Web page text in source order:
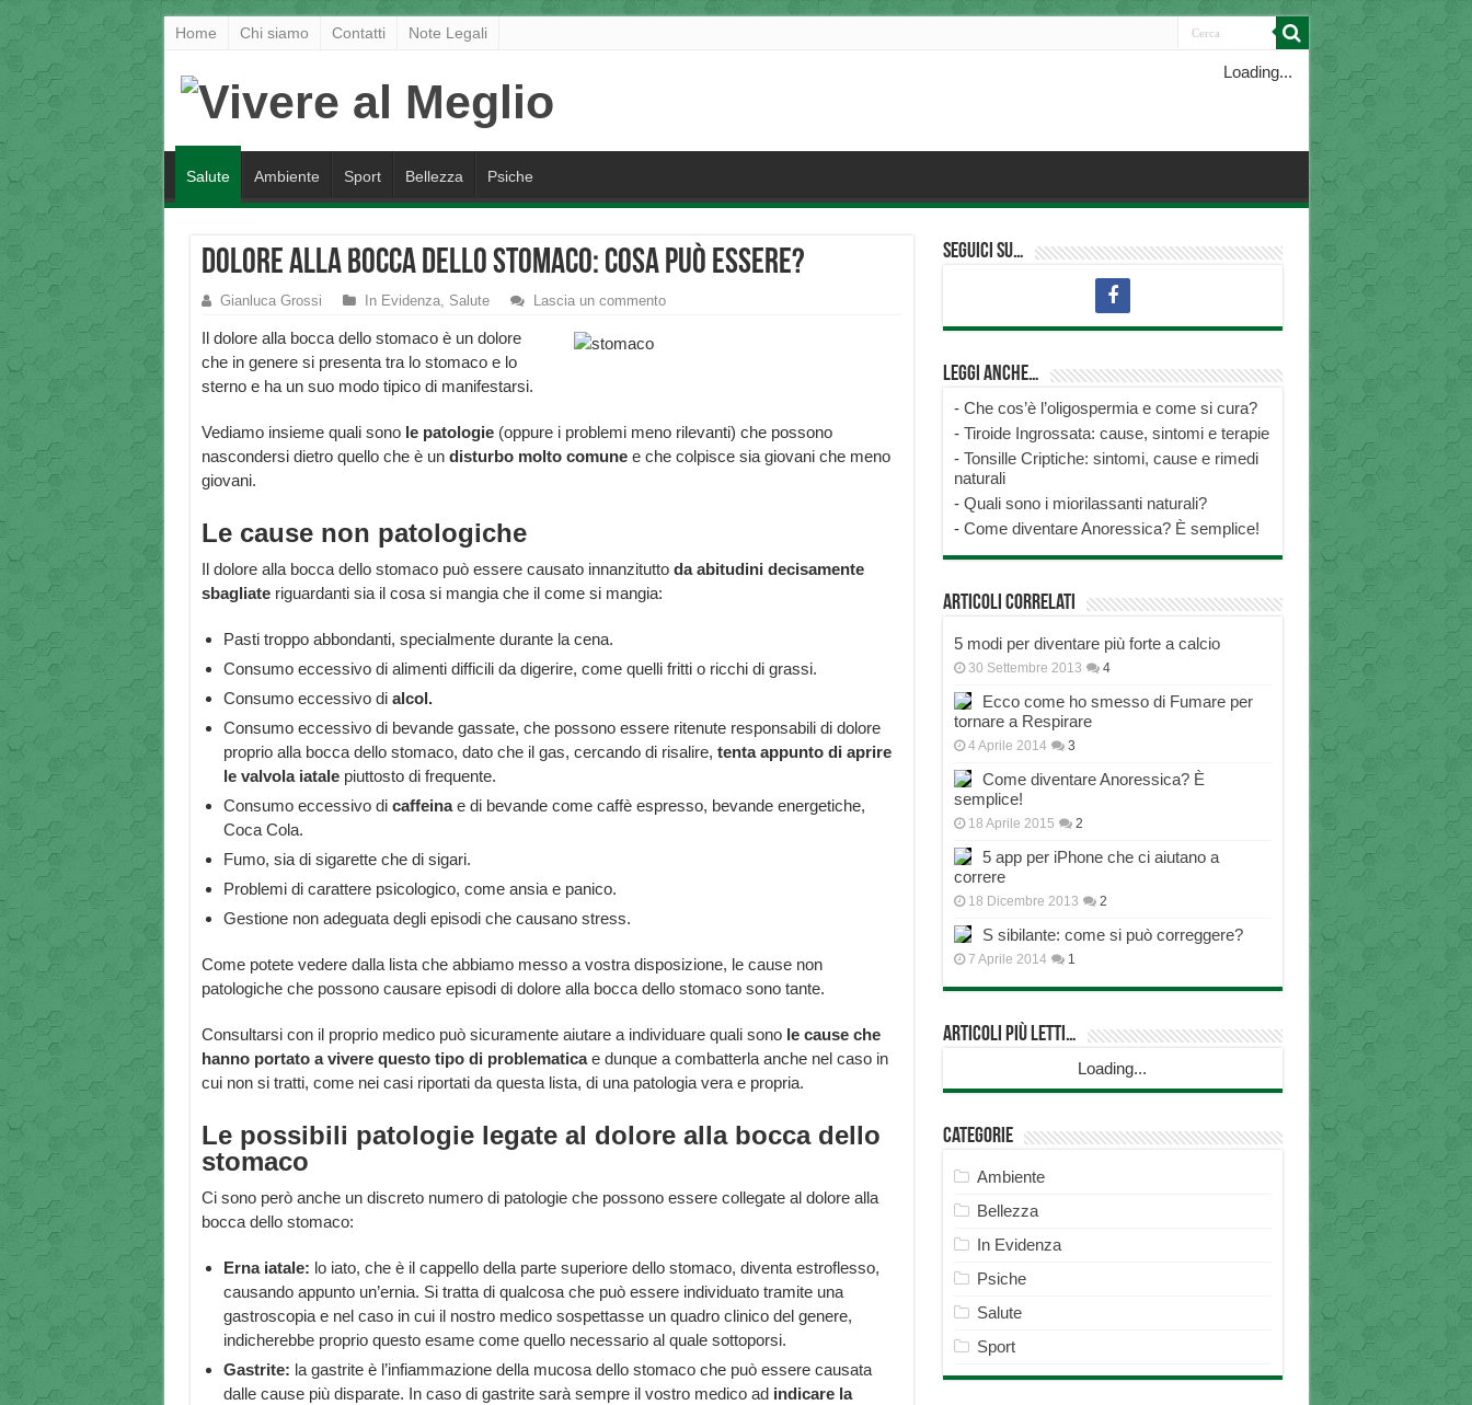
Home Chi siamo Contatti Note Legali
Loading...
Salute Ambiente Sport Bellezza Psiche
Dolore alla Bocca dello Stomaco: cosa può essere?
Gianluca Grossi In Evidenza, Salute Lascia un commento
Il dolore alla bocca dello stomaco è un dolore
che in genere si presenta tra lo stomaco e lo
sterno e ha un suo modo tipico di manifestarsi.
Vediamo insieme quali sonole patologie(oppure i problemi meno rilevanti) che possono
nascondersi dietro quello che è un disturbo molto comunee che colpisce sia giovani che meno
giovani.
Le cause non patologiche
Il dolore alla bocca dello stomaco può essere causato innanzitutto da abitudini decisamente
sbagliateriguardanti sia il cosa si mangia che il come si mangia:
Pasti troppo abbondanti, specialmente durante la cena.
Consumo eccessivo di alimenti difficili da digerire, come quelli fritti o ricchi di grassi.
Consumo eccessivo di alcol.
Consumo eccessivo di bevande gassate, che possono essere ritenute responsabili di dolore
proprio alla bocca dello stomaco, dato che il gas, cercando di risalire, tenta appunto di aprire
le valvola iatale piuttosto di frequente.
Consumo eccessivo di caffeinae di bevande come caffè espresso, bevande energetiche,
Coca Cola.
Fumo, sia di sigarette che di sigari.
Problemi di carattere psicologico, come ansia e panico.
Gestione non adeguata degli episodi che causano stress.
Come potete vedere dalla lista che abbiamo messo a vostra disposizione, le cause non
patologiche che possono causare episodi di dolore alla bocca dello stomaco sono tante.
Consultarsi con il proprio medico può sicuramente aiutare a individuare quali sono le cause che
hanno portato a vivere questo tipo di problematicae dunque a combatterla anche nel caso in
cui non si tratti, come nei casi riportati da questa lista, di una patologia vera e propria.
Le possibili patologie legate al dolore alla bocca dello
stomaco
Ci sono però anche un discreto numero di patologie che possono essere collegate al dolore alla
bocca dello stomaco:
Erna iatale: lo iato, che è il cappello della parte superiore dello stomaco, diventa estroflesso,
causando appunto un’ernia. Si tratta di qualcosa che può essere individuato tramite una
gastroscopia e nel caso in cui il nostro medico sospettasse un quadro clinico del genere,
indicherebbe proprio questo esame come quello necessario al quale sottoporsi.
Gastrite: la gastrite è l’infiammazione della mucosa dello stomaco che può essere causata
dalle cause più disparate. In caso di gastrite sarà sempre il vostro medico adindicare la
Seguici su…
Leggi anche…
- Che cos’è l’oligospermia e come si cura?
- Tiroide Ingrossata: cause, sintomi e terapie
- Tonsille Criptiche: sintomi, cause e rimedi
naturali
- Quali sono i miorilassanti naturali?
- Come diventare Anoressica? È semplice!
Articoli correlati
5 modi per diventare più forte a calcio
30 Settembre 2013 4
Ecco come ho smesso di Fumare per
tornare a Respirare
4 Aprile 2014 3
Come diventare Anoressica? È
semplice!
18 Aprile 2015 2
5 app per iPhone che ci aiutano a
correre
18 Dicembre 2013 2
S sibilante: come si può correggere?
7 Aprile 2014 1
Articoli più Letti…
Loading...
Categorie
Ambiente
Bellezza
In Evidenza
Psiche
Salute
Sport